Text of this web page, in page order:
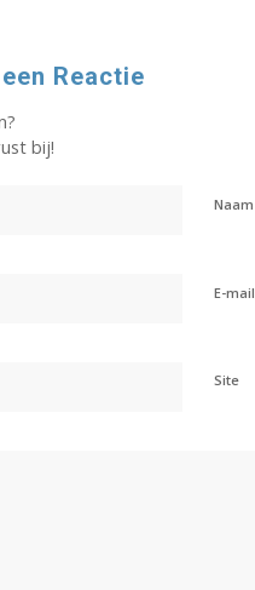
Reactie
bij!
Naam
E-mail
Site